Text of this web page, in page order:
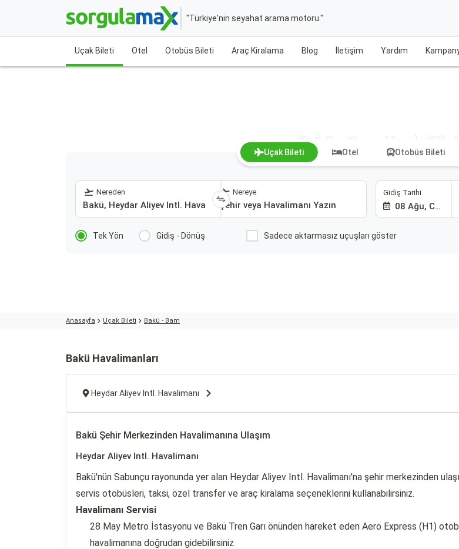
"Türkiye'nin seyahat arama motoru."
Uçak Bileti Otel Otobüs Bileti Araç Kiralama Blog İletişim Yardım
Bakü - Bam Uçak
Uçak Bileti Otel Otobüs Bileti
Nereden Nereye Gidiş Tarihi
08 Ağu, Cmt
Tek Yön Gidiş - Dönüş Sadece aktarmasız uçuşları göster
Anasayfa Uçak Bileti Bakü - Bam
Bakü Havalimanları
Heydar Aliyev Intl. Havalimanı
Bakü Şehir Merkezinden Havalimanına Ulaşım
Heydar Aliyev Intl. Havalimanı
Bakü'nün Sabunçu rayonunda yer alan Heydar Aliyev Intl. Havalimanı'na şehir merkezinden
servis otobüsleri, taksi, özel transfer ve araç kiralama seçeneklerini kullanabilirsiniz.
Havalimanı Servisi
28 May Metro İstasyonu ve Bakü Tren Garı önünden hareket eden Aero Express (H1)
havalimanına doğrudan gidebilirsiniz.